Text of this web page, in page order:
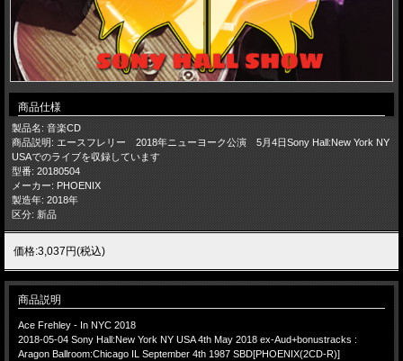
商品仕様
製品名: 音楽CD
商品説明: エースフレリー 2018年ニューヨーク公演 5月4日Sony Hall:New York NY
USAでのライブを収録しています
型番: 20180504
メーカー: PHOENIX
製造年: 2018年
区分: 新品
価格:3,037円(税込)
商品説明
Ace Frehley - In NYC 2018
2018-05-04 Sony Hall:New York NY USA 4th May 2018 ex-Aud+bonustracks :
Aragon Ballroom:Chicago IL September 4th 1987 SBD[PHOENIX(2CD-R)]